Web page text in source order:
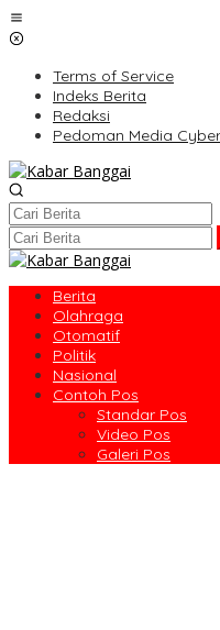
Lewati
ke
Terms of Service
Indeks Berita
Redaksi
Pedoman Media Cyber
Berita
Olahraga
Otomatif
Politik
Nasional
Contoh Pos
Standar Pos
Video Pos
Galeri Pos